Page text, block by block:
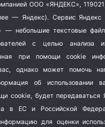
ООО «ЯНДЕКС»,
— Яндекс). Сервис Яндекс
— небольшие текстовые
с целью анализа
при помощи cookie
однако может помочь
об использовании
cookie, будет передаваться
в ЕС и Российской
для оценки